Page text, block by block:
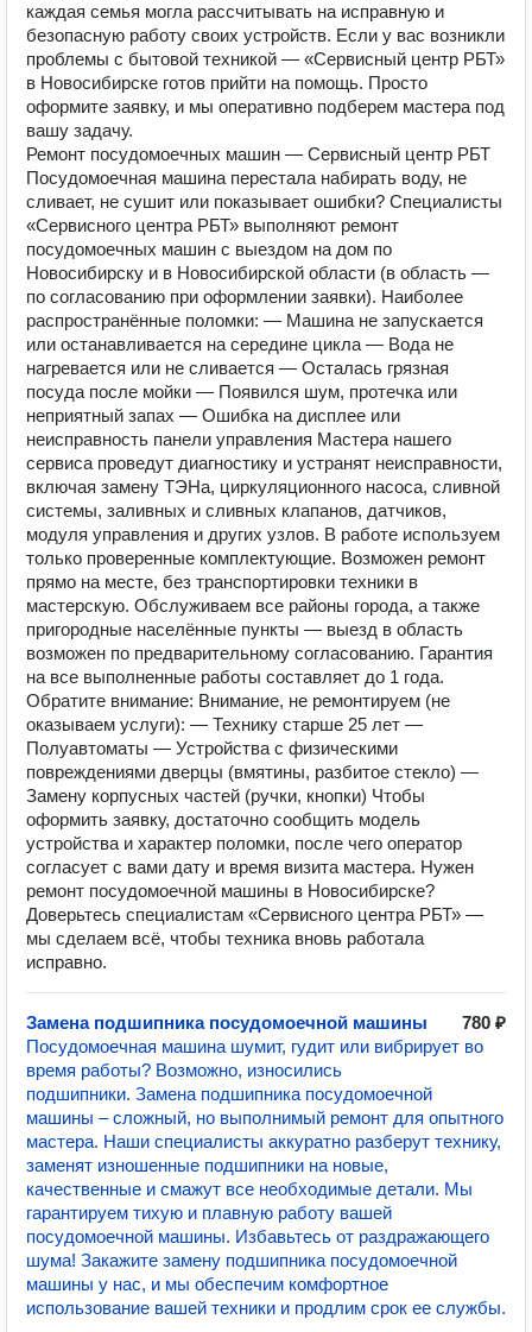
каждая семья могла рассчитывать на исправную и
безопасную работу своих устройств. Если у вас возникли
проблемы с бытовой техникой — «Сервисный центр РБТ»
в Новосибирске готов прийти на помощь. Просто
оформите заявку, и мы оперативно подберем мастера под
вашу задачу.
Ремонт посудомоечных машин — Сервисный центр РБТ
Посудомоечная машина перестала набирать воду, не
сливает, не сушит или показывает ошибки? Специалисты
«Сервисного центра РБТ» выполняют ремонт
посудомоечных машин с выездом на дом по
Новосибирску и в Новосибирской области (в область —
по согласованию при оформлении заявки). Наиболее
распространённые поломки: — Машина не запускается
или останавливается на середине цикла — Вода не
нагревается или не сливается — Осталась грязная
посуда после мойки — Появился шум, протечка или
неприятный запах — Ошибка на дисплее или
неисправность панели управления Мастера нашего
сервиса проведут диагностику и устранят неисправности,
включая замену ТЭНа, циркуляционного насоса, сливной
системы, заливных и сливных клапанов, датчиков,
модуля управления и других узлов. В работе используем
только проверенные комплектующие. Возможен ремонт
прямо на месте, без транспортировки техники в
мастерскую. Обслуживаем все районы города, а также
пригородные населённые пункты — выезд в область
возможен по предварительному согласованию. Гарантия
на все выполненные работы составляет до 1 года.
Обратите внимание: Внимание, не ремонтируем (не
оказываем услуги): — Технику старше 25 лет —
Полуавтоматы — Устройства с физическими
повреждениями дверцы (вмятины, разбитое стекло) —
Замену корпусных частей (ручки, кнопки) Чтобы
оформить заявку, достаточно сообщить модель
устройства и характер поломки, после чего оператор
согласует с вами дату и время визита мастера. Нужен
ремонт посудомоечной машины в Новосибирске?
Доверьтесь специалистам «Сервисного центра РБТ» —
мы сделаем всё, чтобы техника вновь работала
исправно.
Замена подшипника посудомоечной машины
780 ₽
Посудомоечная машина шумит, гудит или вибрирует во
время работы? Возможно, износились
подшипники. Замена подшипника посудомоечной
машины – сложный, но выполнимый ремонт для опытного
мастера. Наши специалисты аккуратно разберут технику,
заменят изношенные подшипники на новые,
качественные и смажут все необходимые детали. Мы
гарантируем тихую и плавную работу вашей
посудомоечной машины. Избавьтесь от раздражающего
шума! Закажите замену подшипника посудомоечной
машины у нас, и мы обеспечим комфортное
использование вашей техники и продлим срок ее службы.